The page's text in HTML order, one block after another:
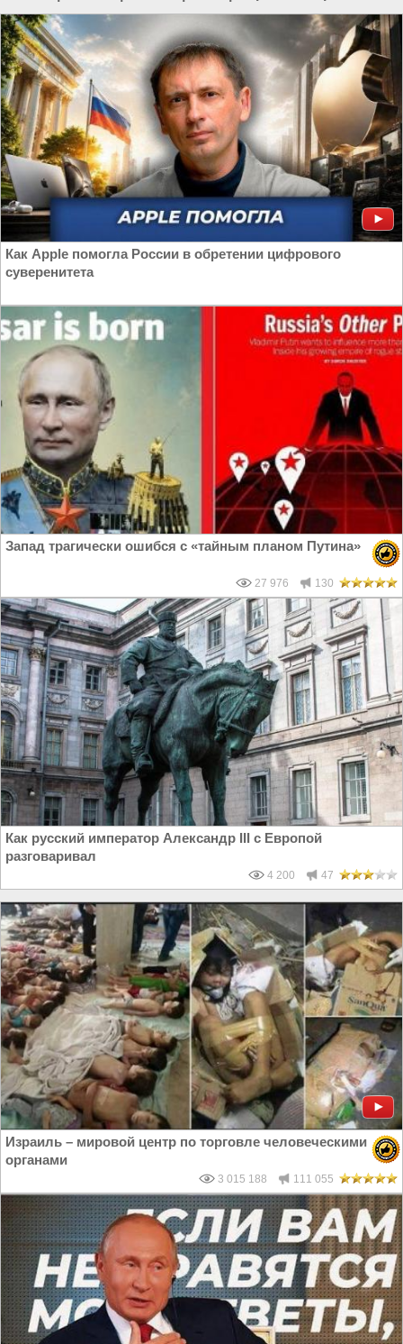
Как Apple помогла России в обретении цифрового
суверенитета
Запад трагически ошибся с «тайным планом Путина»
27 976 130
Как русский император Александр III с Европой
разговаривал
4 200 47
Израиль – мировой центр по торговле человеческими
органами
3 015 188 111 055